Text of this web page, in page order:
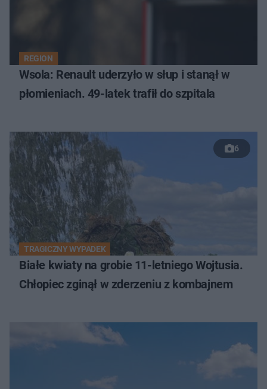
REGION
Wsola: Renault uderzyło w słup i stanął w
płomieniach. 49-latek trafił do szpitala
6
TRAGICZNY WYPADEK
Białe kwiaty na grobie 11-letniego Wojtusia.
Chłopiec zginął w zderzeniu z kombajnem